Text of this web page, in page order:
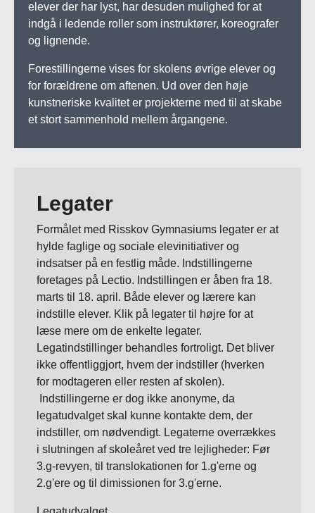
elever der har lyst, har desuden mulighed for at
indgå i ledende roller som instruktører, koreografer
og lignende.
Forestillingerne vises for skolens øvrige elever og
for forældrene om aftenen. Ud over den høje
kunstneriske kvalitet er projekterne med til at skabe
et stort sammenhold mellem årgangene.
Legater
Formålet med Risskov Gymnasiums legater er at
hylde faglige og sociale elevinitiativer og
indsatser på en festlig måde. Indstillingerne
foretages på Lectio. Indstillingen er åben fra 18.
marts til 18. april. Både elever og lærere kan
indstille elever. Klik på legater til højre for at
læse mere om de enkelte legater.
Legatindstillinger behandles fortroligt. Det bliver
ikke offentliggjort, hvem der indstiller (hverken
for modtageren eller resten af skolen).
Indstillingerne er dog ikke anonyme, da
legatudvalget skal kunne kontakte dem, der
indstiller, om nødvendigt. Legaterne overrækkes
i slutningen af skoleåret ved tre lejligheder: Før
3.g-revyen, til translokationen for 1.g'erne og
2.g'ere og til dimissionen for 3.g'erne.